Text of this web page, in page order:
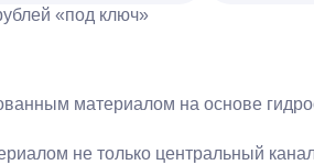
«под ключ»
материалом на основе
не только центральный